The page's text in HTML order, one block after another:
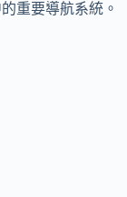
重要導航系統。